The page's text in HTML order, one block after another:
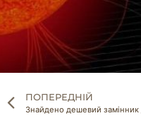
ПОПЕРЕДНІЙ